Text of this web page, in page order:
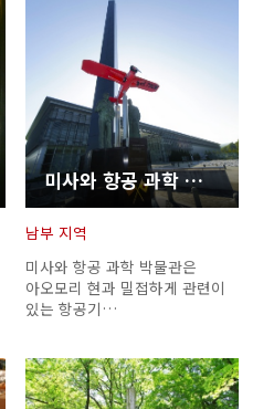
미사와 항공 과학 박물관
남부 지역
미사와 항공 과학 박물관은
아오모리 현과 밀접하게 관련이
있는 항공기…